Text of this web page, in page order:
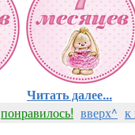
Читать далее...
понравилось! вверх^ к